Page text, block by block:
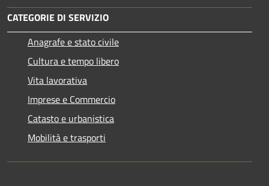
CATEGORIE DI SERVIZIO
Anagrafe e stato civile
Cultura e tempo libero
Vita lavorativa
Imprese e Commercio
Catasto e urbanistica
Mobilità e trasporti